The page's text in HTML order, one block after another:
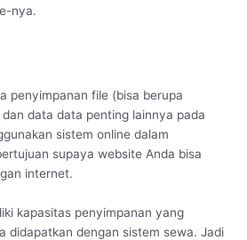
nya.
penyimpanan file (bisa berupa
data data penting lainnya pada
sistem online dalam
supaya website Anda bisa
internet.
kapasitas penyimpanan yang
didapatkan dengan sistem sewa. Jadi